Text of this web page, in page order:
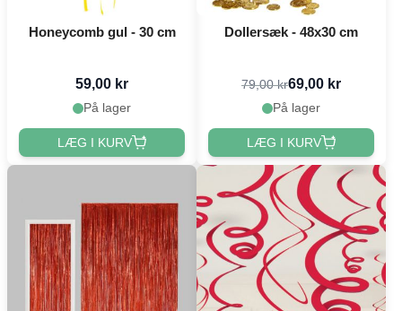
Honeycomb gul - 30 cm
59,00 kr
På lager
LÆG I KURV
Dollersæk - 48x30 cm
79,00 kr69,00 kr
På lager
LÆG I KURV